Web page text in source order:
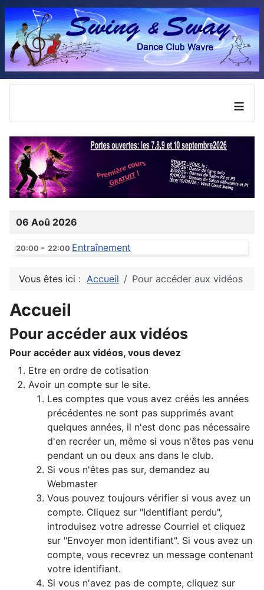
≡
06 Aoû 2026
20:00 - 22:00 Entraînement
Vous êtes ici : Accueil Pour accéder aux vidéos
Accueil
Pour accéder aux vidéos
Pour accéder aux vidéos, vous devez
Etre en ordre de cotisation
Avoir un compte sur le site.
Les comptes que vous avez créés les années
précédentes ne sont pas supprimés avant
quelques années, il n'est donc pas nécessaire
d'en recréer un, même si vous n'êtes pas venu
pendant un ou deux ans dans le club.
Si vous n'êtes pas sur, demandez au
Webmaster
Vous pouvez toujours vérifier si vous avez un
compte. Cliquez sur "Identifiant perdu",
introduisez votre adresse Courriel et cliquez
sur "Envoyer mon identifiant". Si vous avez un
compte, vous recevrez un message contenant
votre identifiant.
Si vous n'avez pas de compte, cliquez sur